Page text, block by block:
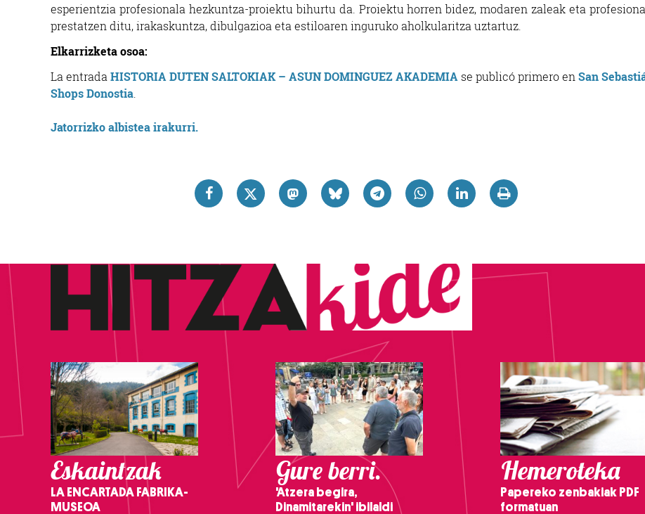
esperientzia profesionala hezkuntza-proiektu bihurtu da. Proiektu horren bidez, modaren zaleak eta
prestatzen ditu, irakaskuntza, dibulgazioa eta estiloaren inguruko aholkularitza uztartuz.
Elkarrizketa osoa:
La entrada HISTORIA DUTEN SALTOKIAK – ASUN DOMINGUEZ AKADEMIA se publicó primero en San
Shops Donostia
Jatorrizko albistea irakurri.
Eskaintzak
LA ENCARTADA FABRIKA-
MUSEOA
Gure berri.
'Atzera begira,
Dinamitarekin' ibilaldi
Hemeroteka
Papereko zenbakiak PDF
formatuan